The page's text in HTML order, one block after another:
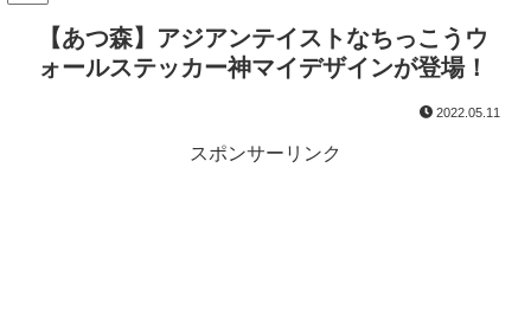
【あつ森】アジアンテイストなちっこうウ
ォールステッカー神マイデザインが登場！
2022.05.11
スポンサーリンク